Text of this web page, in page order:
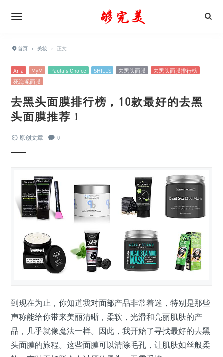
首页 › 美妆 › 正文
Aria MyM Paula's Choice SHILLS 去黑头面膜
去黑头面膜排行榜
死海泥面膜
去黑头面膜排行榜，10款最好的去黑
头面膜推荐！
原创文章 0
到现在为止，你知道我对面部产品非常着迷，特别是那些
声称能给你带来美丽清晰，柔软，光滑和亮丽肌肤的产
品，几乎就像魔法一样。因此，我开始了寻找最好的去黑
头面膜的旅程。这些面膜可以清除毛孔，让肌肤如丝般柔